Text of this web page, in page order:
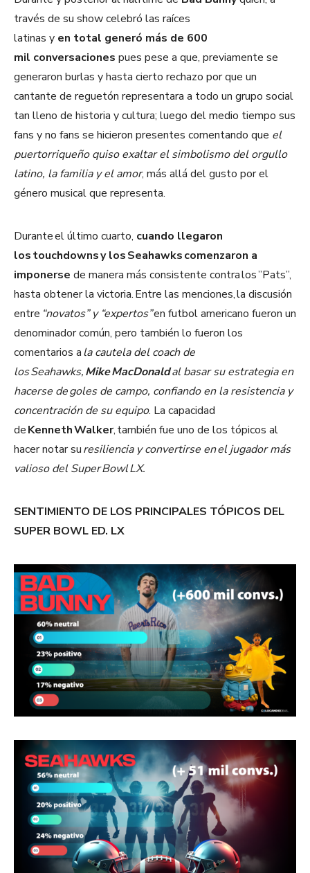
través de su show celebró las raíces
latinas y en total generó más de 600
mil conversaciones pues pese a que, previamente se
generaron burlas y hasta cierto rechazo por que un
cantante de reguetón representara a todo un grupo social
tan lleno de historia y cultura; luego del medio tiempo sus
fans y no fans se hicieron presentes comentando que el
puertorriqueño quiso exaltar el simbolismo del orgullo
latino, la familia y el amor, más allá del gusto por el
género musical que representa.
Durante el último cuarto, cuando llegaron
los touchdowns y los Seahawks comenzaron a
imponerse de manera más consistente contra los ”Pats”,
hasta obtener la victoria. Entre las menciones, la discusión
entre “novatos” y “expertos”en futbol americano fueron un
denominador común, pero también lo fueron los
comentarios ala cautela del coach de
los Seahawks,Mike MacDonaldal basar su estrategia en
hacerse de goles de campo, confiando en la resistencia y
concentración de su equipo. La capacidad
deKenneth Walker, también fue uno de los tópicos al
hacer notar suresiliencia y convertirse en el jugador más
valioso del Super Bowl LX.
SENTIMIENTO DE LOS PRINCIPALES TÓPICOS DEL
SUPER BOWL ED. LX